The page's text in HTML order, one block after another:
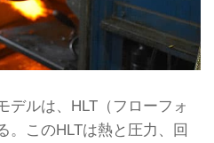
デルは、HLT（フローフォ
。このHLTは熱と圧力、回